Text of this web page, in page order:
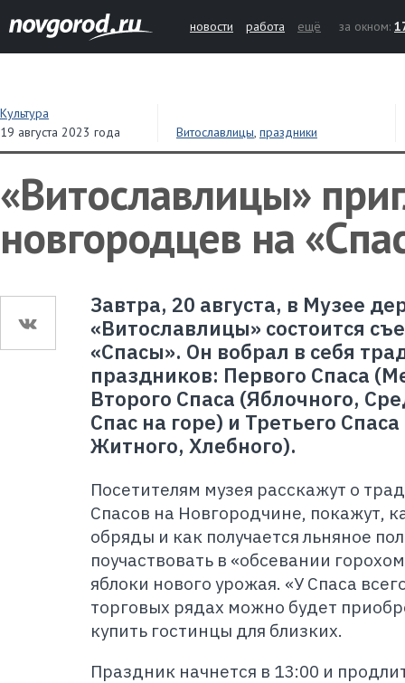
новости работа ещё за окном:
Культура
19 августа 2023 года
Витославлицы, праздники
«Витославлицы»
новгородцев на
Завтра, 20 августа, в Музее
«Витославлицы» состоится
«Спасы». Он вобрал в себя
праздников: Первого Спаса
Второго Спаса (Яблочного,
Спас на горе) и Третьего
Житного, Хлебного).
Посетителям музея расскажут о
Спасов на Новгородчине, покажут,
обряды и как получается льняное
поучаствовать в «обсевании
яблоки нового урожая. «У Спаса
торговых рядах можно будет
купить гостинцы для близких.
Праздник начнется в 13:00 и